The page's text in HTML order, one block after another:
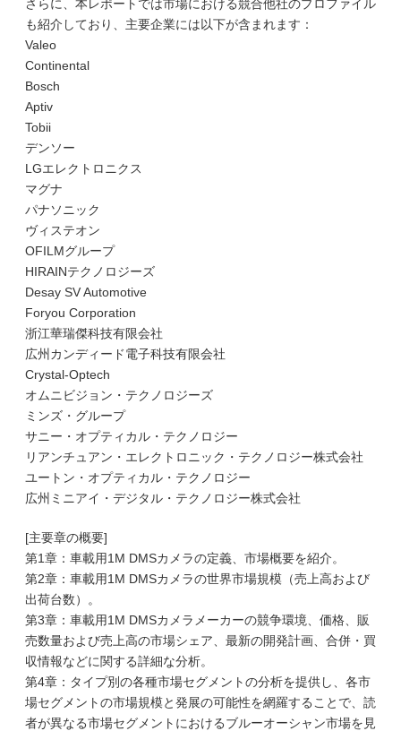
さらに、本レポートでは市場における競合他社のプロファイル
も紹介しており、主要企業には以下が含まれます：
Valeo
Continental
Bosch
Aptiv
Tobii
デンソー
LGエレクトロニクス
マグナ
パナソニック
ヴィステオン
OFILMグループ
HIRAINテクノロジーズ
Desay SV Automotive
Foryou Corporation
浙江華瑞傑科技有限会社
広州カンディード電子科技有限会社
Crystal-Optech
オムニビジョン・テクノロジーズ
ミンズ・グループ
サニー・オプティカル・テクノロジー
リアンチュアン・エレクトロニック・テクノロジー株式会社
ユートン・オプティカル・テクノロジー
広州ミニアイ・デジタル・テクノロジー株式会社
[主要章の概要]
第1章：車載用1M DMSカメラの定義、市場概要を紹介。
第2章：車載用1M DMSカメラの世界市場規模（売上高および
出荷台数）。
第3章：車載用1M DMSカメラメーカーの競争環境、価格、販
売数量および売上高の市場シェア、最新の開発計画、合併・買
収情報などに関する詳細な分析。
第4章：タイプ別の各種市場セグメントの分析を提供し、各市
場セグメントの市場規模と発展の可能性を網羅することで、読
者が異なる市場セグメントにおけるブルーオーシャン市場を見